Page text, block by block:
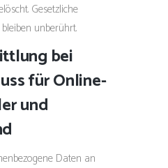
Gesetzliche
unberührt.
bei
für Online-
und
Daten an